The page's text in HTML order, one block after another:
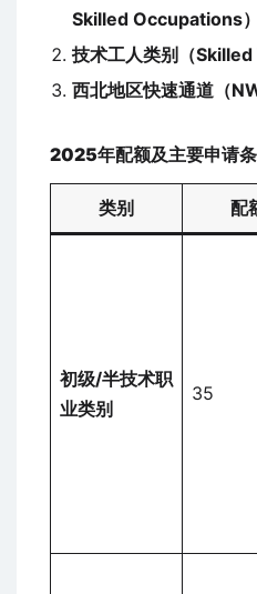
Skilled Occupations）
技术工人类别（Skilled
西北地区快速通道（
2025年配额及主要申请
类别 配
初级/半技术职
业类别
35